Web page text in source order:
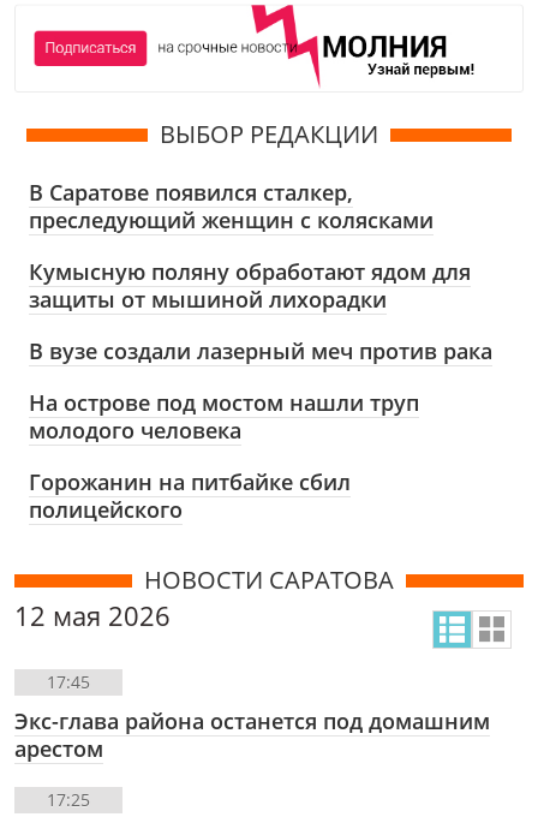
ВЫБОР РЕДАКЦИИ
В Саратове появился сталкер,
преследующий женщин с колясками
Кумысную поляну обработают ядом для
защиты от мышиной лихорадки
В вузе создали лазерный меч против рака
На острове под мостом нашли труп
молодого человека
Горожанин на питбайке сбил
полицейского
НОВОСТИ САРАТОВА
12 мая 2026
17:45
Экс-глава района останется под домашним
арестом
17:25